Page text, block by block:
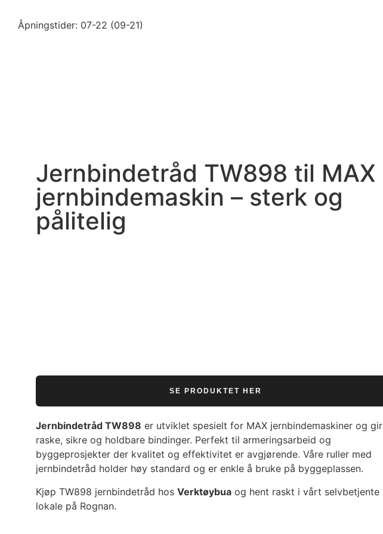
Åpningstider: 07-22 (09-21)
Jernbindetråd TW898 til MAX
jernbindemaskin – sterk og
pålitelig
SE PRODUKTET HER
Jernbindetråd TW898 er utviklet spesielt for MAX jernbindemaskiner og gir
raske, sikre og holdbare bindinger. Perfekt til armeringsarbeid og
byggeprosjekter der kvalitet og effektivitet er avgjørende. Våre ruller med
jernbindetråd holder høy standard og er enkle å bruke på byggeplassen.
Kjøp TW898 jernbindetråd hos Verktøybua og hent raskt i vårt selvbetjente
lokale på Rognan.